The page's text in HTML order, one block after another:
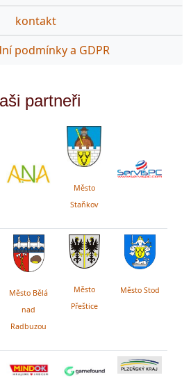
kontakt
podmínky a GDPR
partneři
Město
Staňkov
Město Bělá
nad
Radbuzou
Město
Přeštice
Město Stod